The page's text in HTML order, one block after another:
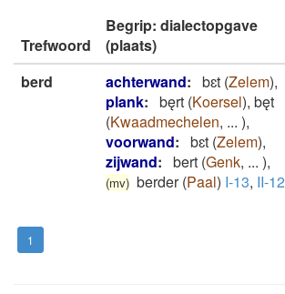
Trefwoord
Begrip: dialectopgave
(plaats)
berd
achterwand: bɛt (Zelem),
plank: bęrt (Koersel), bęt
(Kwaadmechelen, ... ),
voorwand: bɛt (Zelem),
zijwand: bert (Genk, ... ),
(mv) berder(Paal) I-13, II-12
1